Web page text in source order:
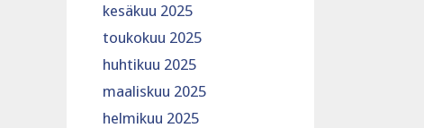
kesäkuu 2025
toukokuu 2025
huhtikuu 2025
maaliskuu 2025
helmikuu 2025